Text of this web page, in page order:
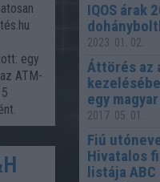
egy
ATM-
IQOS árak
2023. 01. 02.
Áttörés az
egy
2017. 05. 01.
Fiú
Hivatalos
listája